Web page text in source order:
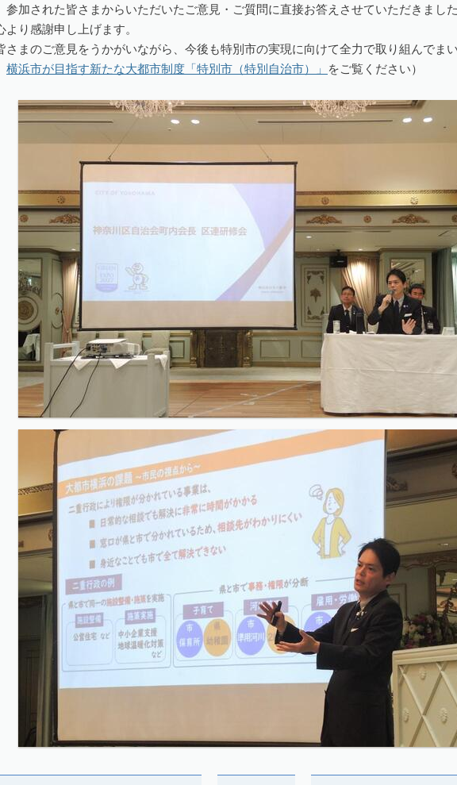
参加された皆さまからいただいたご意見・ご質問に直接お答えさせていただきまし
り感謝申し上げます。
さまのご意見をうかがいながら、今後も特別市の実現に向けて全力で取り組んでまい
横浜市が目指す新たな大都市制度「特別市（特別自治市）」 をご覧ください）